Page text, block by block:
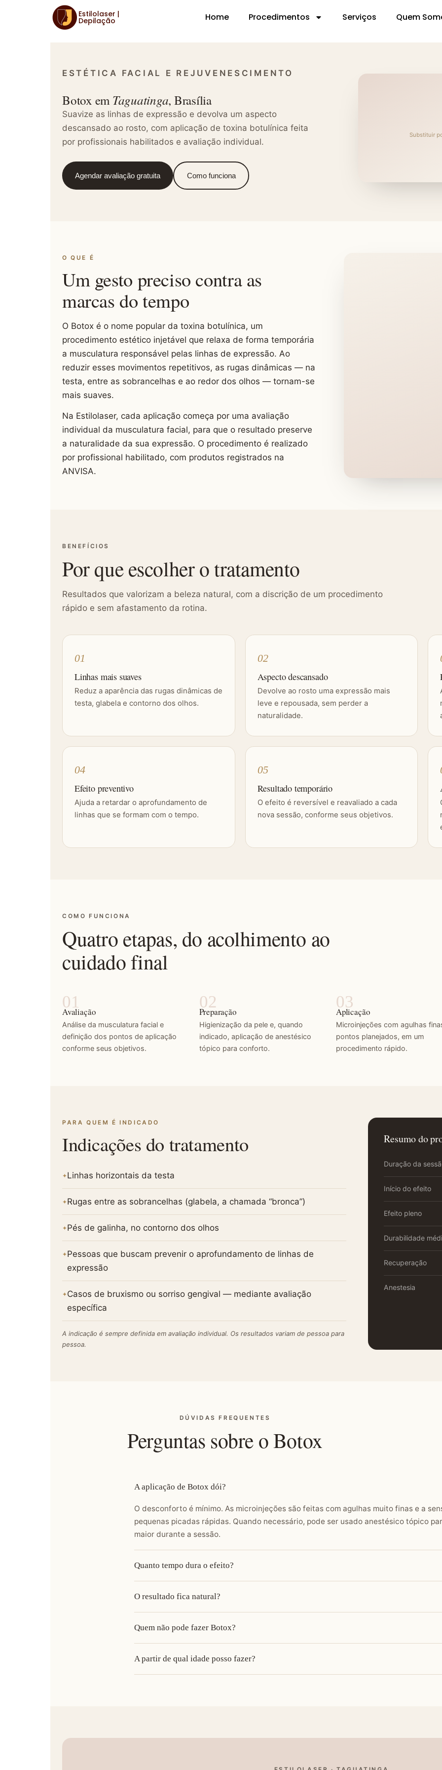
Estilolaser |
Depilação Home Procedimentos Serviços Quem
Botox
ESTÉTICA FACIAL E REJUVENESCIMENTO
Botox emTaguatinga, Brasília
Suavize as linhas de expressão e devolva um aspecto
descansado ao rosto, com aplicação de toxina botulínica feita
por profissionais habilitados e avaliação individual.
Agendar avaliação gratuita Como funciona
Substituir
O QUE É
Um gesto preciso contra as
marcas do tempo
O Botox é o nome popular da toxina botulínica, um
procedimento estético injetável que relaxa de forma temporária
a musculatura responsável pelas linhas de expressão. Ao
reduzir esses movimentos repetitivos, as rugas dinâmicas — na
testa, entre as sobrancelhas e ao redor dos olhos — tornam-se
mais suaves.
Na Estilolaser, cada aplicação começa por uma avaliação
individual da musculatura facial, para que o resultado preserve
a naturalidade da sua expressão. O procedimento é realizado
por profissional habilitado, com produtos registrados na
ANVISA.
BENEFÍCIOS
Por que escolher o tratamento
Resultados que valorizam a beleza natural, com a discrição de um procedimento
rápido e sem afastamento da rotina.
01
Linhas mais suaves
Reduz a aparência das rugas dinâmicas de
testa, glabela e contorno dos olhos.
02
Aspecto descansado
Devolve ao rosto uma expressão mais
leve e repousada, sem perder a
naturalidade.
04
Efeito preventivo
Ajuda a retardar o aprofundamento de
linhas que se formam com o tempo.
05
Resultado temporário
O efeito é reversível e reavaliado a cada
nova sessão, conforme seus objetivos.
COMO FUNCIONA
Quatro etapas, do acolhimento ao
cuidado final
Avaliação
Análise da musculatura facial e
definição dos pontos de aplicação
conforme seus objetivos.
Preparação
Higienização da pele e, quando
indicado, aplicação de anestésico
tópico para conforto.
Aplicação
Microinjeções com agulhas
pontos planejados, em um
procedimento rápido.
PARA QUEM É INDICADO
Indicações do tratamento
Linhas horizontais da testa
Rugas entre as sobrancelhas (glabela, a chamada “bronca”)
Pés de galinha, no contorno dos olhos
Pessoas que buscam prevenir o aprofundamento de linhas de
expressão
Casos de bruxismo ou sorriso gengival — mediante avaliação
específica
A indicação é sempre definida em avaliação individual. Os resultados variam de pessoa para
pessoa.
Resumo do
Duração da
Início do efeito
Efeito pleno
Durabilidade
Recuperação
Anestesia
DÚVIDAS FREQUENTES
Perguntas sobre o Botox
A aplicação de Botox dói?
O desconforto é mínimo. As microinjeções são feitas com agulhas muito finas e a
pequenas picadas rápidas. Quando necessário, pode ser usado anestésico tópico
maior durante a sessão.
Quanto tempo dura o efeito?
O resultado fica natural?
Quem não pode fazer Botox?
A partir de qual idade posso fazer?